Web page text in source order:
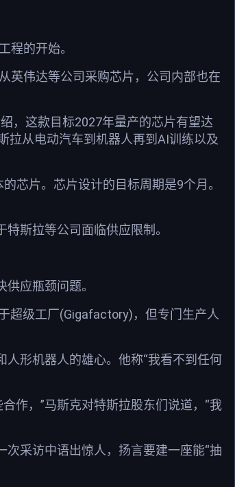
程的开始。
英伟达等公司采购芯片，公司内部也在
，这款目标2027年量产的芯片有望达
拉从电动汽车到机器人再到AI训练以及
芯片。芯片设计的目标周期是9个月。
斯拉等公司面临供应限制。
应瓶颈问题。
超级工厂(Gigafactory)，但专门生产人
人形机器人的雄心。他称“我看不到任何
作，”马斯克对特斯拉股东们说道，“我
采访中语出惊人，扬言要建一座能“抽